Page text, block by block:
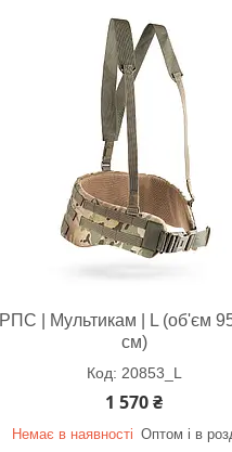
РПС | Мультикам | L (об'єм
см)
20853_L
1 570 ₴
Немає в наявності Оптом і в